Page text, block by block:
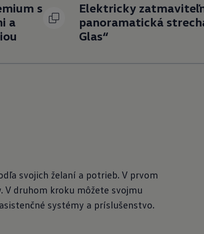
Konfigurátor
s
a
Elektricky
panoramatická
Glas“
svojich želaní a potrieb. V prvom
V druhom kroku môžete svojmu
systémy a príslušenstvo.